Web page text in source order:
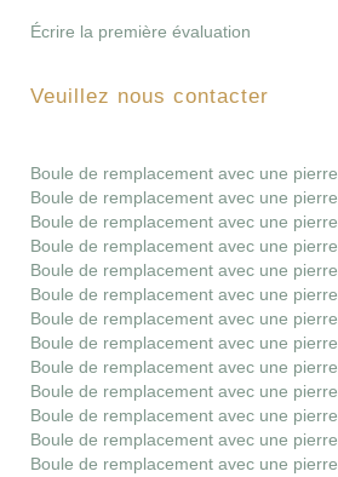
Écrire la première évaluation
Veuillez nous contacter
Boule de remplacement avec une pierre
Boule de remplacement avec une pierre
Boule de remplacement avec une pierre
Boule de remplacement avec une pierre
Boule de remplacement avec une pierre
Boule de remplacement avec une pierre
Boule de remplacement avec une pierre
Boule de remplacement avec une pierre
Boule de remplacement avec une pierre
Boule de remplacement avec une pierre
Boule de remplacement avec une pierre
Boule de remplacement avec une pierre
Boule de remplacement avec une pierre